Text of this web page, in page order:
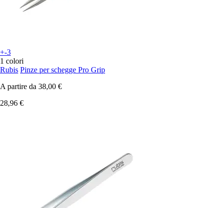
+-3
1 colori
Rubis Pinze per schegge Pro Grip
A partire da 38,00 €
28,96 €